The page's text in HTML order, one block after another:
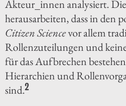
Akteur_innen analysiert.
herausarbeiten, dass in den
Citizen Sciencevor allem
Rollenzuteilungen und
für das Aufbrechen
Hierarchien und
sind.2